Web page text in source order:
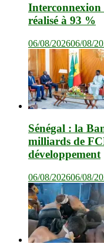
Interconnexion
réalisé à 93 %
06/08/202606/08/
Sénégal : la
milliards de
développement
06/08/202606/08/